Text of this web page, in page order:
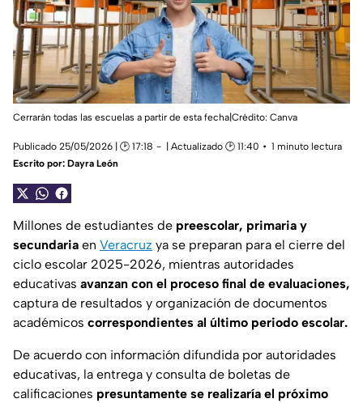
Cerrarán todas las escuelas a partir de esta fecha|Crédito: Canva
Publicado 25/05/2026 | 🕑 17:18 | Actualizado 🕑 11:40
1 minuto lectura
Escrito por: Dayra León
Millones de estudiantes de preescolar, primaria y
secundaria en Veracruz ya se preparan para el cierre del
ciclo escolar 2025-2026, mientras autoridades
educativas avanzan con el proceso final de evaluaciones,
captura de resultados y organización de documentos
académicos correspondientes al último periodo escolar.
De acuerdo con información difundida por autoridades
educativas, la entrega y consulta de boletas de
calificaciones presuntamente se realizaría el próximo